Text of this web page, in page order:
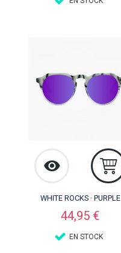
WHITE ROCKS · PURPLE
Precio
44,95 €
EN STOCK